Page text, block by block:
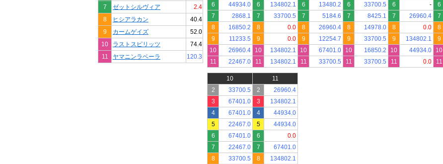
7
ゼットシルヴィア
2.4
8
ヒシアラカン
40.4
9
カームゲイズ
52.0
10
ラストスピリッツ
74.4
11
ヤマニンラベーラ 120.3
6
44934.0 6 134802.1 6 13480.2 6 33700.5 6 - 6
7
2868.1 7 33700.5 7 5184.6 7 8425.1 7 26960.4 7
8
16850.2 8 0.0 8 26960.4 8 14978.0 8 0.0 8
9
11233.5 9 0.0 9 12254.7 9 33700.5 9 134802.1 9
10
26960.4 10 134802.1 10 67401.0 10 16850.2 10 44934.0 10
11
22467.0 11 134802.1 11 33700.5 11 33700.5 11 0.0 11
10
11
2
33700.5 2
26960.4
3
67401.0 3
134802.1
4
67401.0 4
44934.0
5
22467.0 5
44934.0
6
67401.0 6
0.0
7
22467.0 7
67401.0
8
33700.5 8
134802.1